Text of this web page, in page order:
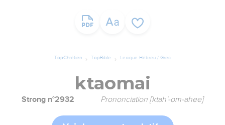
TopChrétien TopBible Lexique Hébreu / Grec
ktaomai
Strong n°2932 Prononciation [ktah'-om-ahee]